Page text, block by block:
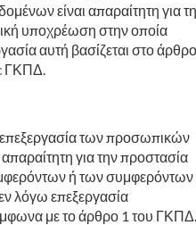
είναι απαραίτητη για τη
υποχρέωση στην οποία
αυτή βασίζεται στο άρθρο
ΓΚΠΔ.
των προσωπικών
για την προστασία
ή των συμφερόντων
λόγω επεξεργασία
με το άρθρο 1 του ΓΚΠΔ.